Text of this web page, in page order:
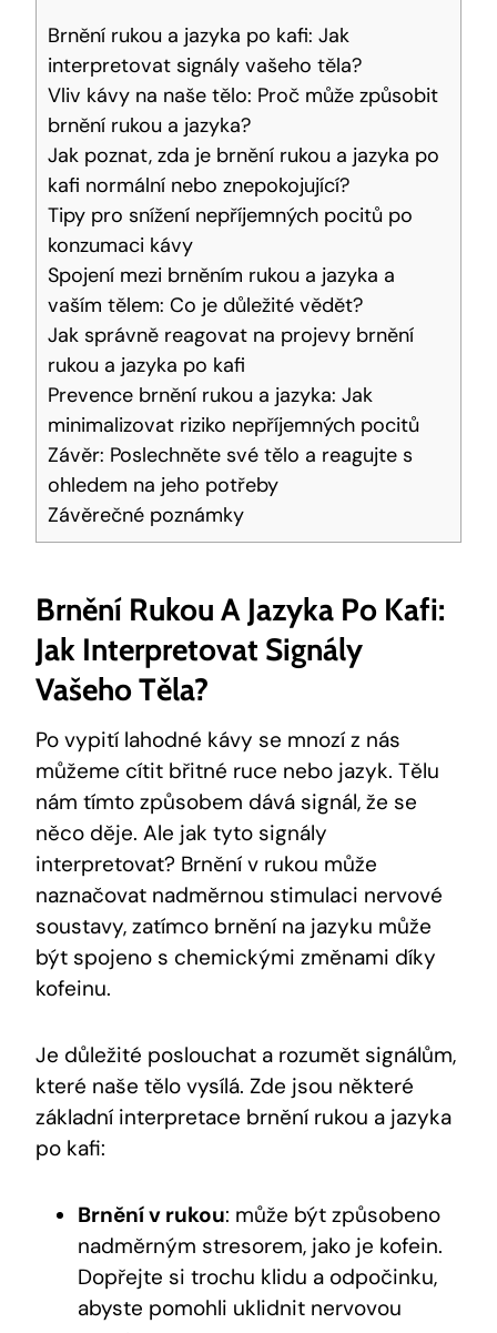
Brnění rukou a jazyka po kafi: Jak
interpretovat signály vašeho těla?
Vliv kávy na naše tělo: Proč může způsobit
brnění rukou a jazyka?
Jak poznat, zda je brnění rukou a jazyka po
kafi normální nebo znepokojující?
Tipy pro snížení nepříjemných pocitů po
konzumaci kávy
Spojení mezi brněním rukou a jazyka a
vaším tělem: Co je důležité vědět?
Jak správně reagovat na projevy brnění
rukou a jazyka po kafi
Prevence brnění rukou a jazyka: Jak
minimalizovat riziko nepříjemných pocitů
Závěr: Poslechněte své tělo a reagujte s
ohledem na jeho potřeby
Závěrečné poznámky
Brnění Rukou A Jazyka Po Kafi:
Jak Interpretovat Signály
Vašeho Těla?
Po vypití lahodné kávy se mnozí z nás
můžeme cítit břitné ruce nebo jazyk. Tělu
nám tímto způsobem dává signál, že se
něco děje. Ale jak tyto signály
interpretovat? Brnění v rukou může
naznačovat nadměrnou stimulaci nervové
soustavy, zatímco brnění na jazyku může
být spojeno s chemickými změnami díky
kofeinu.
Je důležité poslouchat a rozumět signálům,
které naše tělo vysílá. Zde jsou některé
základní interpretace brnění rukou a jazyka
po kafi:
Brnění v rukou: může být způsobeno
nadměrným stresorem, jako je kofein.
Dopřejte si trochu klidu a odpočinku,
abyste pomohli uklidnit nervovou